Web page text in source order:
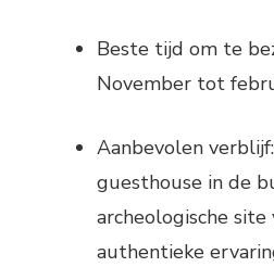
Beste tijd om te
November tot
Aanbevolen
guesthouse in de
archeologische site
authentieke